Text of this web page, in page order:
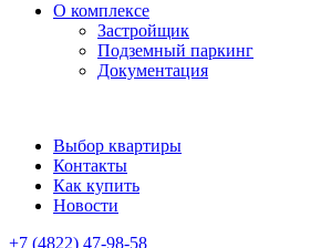
О комплексе
Застройщик
Подземный паркинг
Документация
Выбор квартиры
Контакты
Как купить
Новости
+7 (4822) 47-98-58